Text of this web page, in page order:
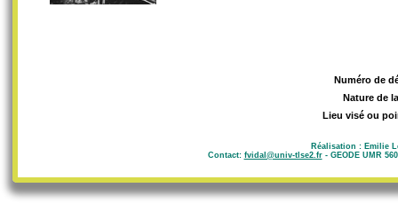
Numéro de
Nature de
Lieu visé ou
Réalisation : Emilie
Contact: fvidal@univ-tlse2.fr- GEODE UMR